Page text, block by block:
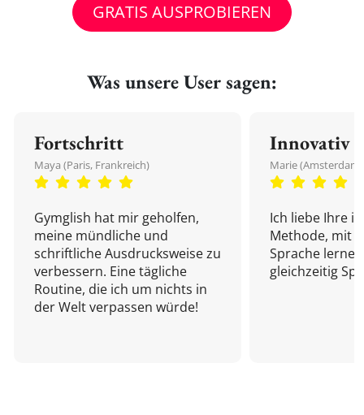
GRATIS AUSPROBIEREN
Was unsere User sagen:
Fortschritt
Maya (Paris, Frankreich)
Gymglish hat mir geholfen,
meine mündliche und
schriftliche Ausdrucksweise zu
verbessern. Eine tägliche
Routine, die ich um nichts in
der Welt verpassen würde!
Innovativ
Marie
Ich liebe Ihre
Methode, mit
Sprache
gleichzeitig